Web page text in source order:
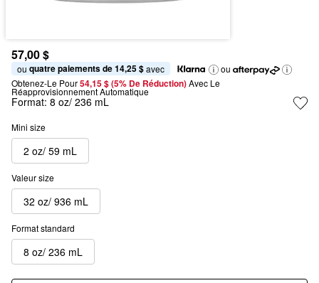
57,00 $
ou quatre paiements de 14,25 $ avec
ou
Obtenez-Le Pour54,15 $ (5% De Réduction) Avec Le
Réapprovisionnement Automatique
Format: 8 oz/ 236 mL
Mini size
2 oz/ 59 mL
Valeur size
32 oz/ 936 mL
Format standard
8 oz/ 236 mL